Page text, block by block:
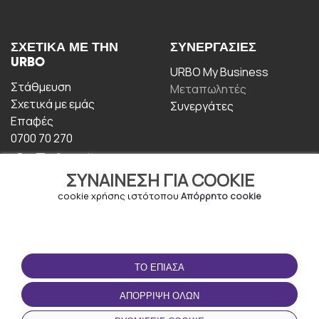
ΣΥΝΑΊΝΕΣΗ ΓΙΑ COOKIE
cookie χρήσης ιστότοπου Απόρρητο cookie
ΤΟ ΈΠΙΑΣΑ
ΑΠΌΡΡΙΨΗ ΌΛΩΝ
ΣΧΕΤΙΚΆ ΜΕ ΤΗΝ
URBO
Στάθμευση
Σχετικά με εμάς
Επαφές
0700 70 270
ΣΥΝΕΡΓΑΣΊΕΣ
URBO My Business
Μεταπωλητές
Συνεργάτες
ΟΡΟΙ ΧΡΉΣΗΣ
Οροι και Προϋποθέσεις
Πολιτική απορρήτου
ΚΑΤΕΒΆΣΤΕ ΤΗΝ
ΕΦΑΡΜΟΓΉ